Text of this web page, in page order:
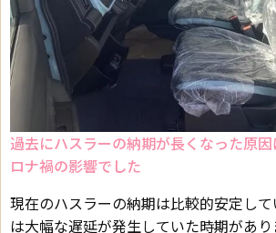
過去にハスラーの納期が長くなった原
ロナ禍の影響でした
現在のハスラーの納期は比較的安定し
は大幅な遅延が発生していた時期があ